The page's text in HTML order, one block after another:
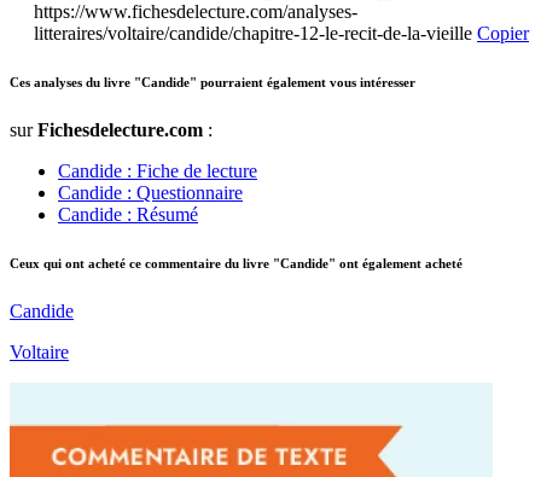
https://www.fichesdelecture.com/analyses-
litteraires/voltaire/candide/chapitre-12-le-recit-de-la-vieille Copier
Ces analyses du livre "Candide" pourraient également vous intéresser
surFichesdelecture.com :
Candide : Fiche de lecture
Candide : Questionnaire
Candide : Résumé
Ceux qui ont acheté ce commentaire du livre "Candide" ont également acheté
Candide
Voltaire